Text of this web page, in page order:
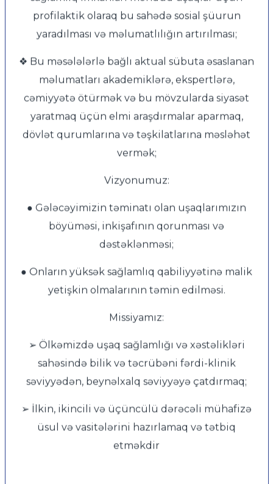
profilaktik olaraq bu sahədə sosial şüurun
yaradılması və məlumatlılığın artırılması;
❖ Bu məsələlərlə bağlı aktual sübuta əsaslanan
məlumatları akademiklərə, ekspertlərə,
cəmiyyətə ötürmək və bu mövzularda siyasət
yaratmaq üçün elmi araşdırmalar aparmaq,
dövlət qurumlarına və təşkilatlarına məsləhət
vermək;
Vizyonumuz:
● Gələcəyimizin təminatı olan uşaqlarımızın
böyüməsi, inkişafının qorunması və
dəstəklənməsi;
● Onların yüksək sağlamlıq qabiliyyətinə malik
yetişkin olmalarının təmin edilməsi.
Missiyamız:
➢ Ölkəmizdə uşaq sağlamlığı və xəstəlikləri
sahəsində bilik və təcrübəni fərdi-klinik
səviyyədən, beynəlxalq səviyyəyə çatdırmaq;
➢ İlkin, ikincili və üçüncülü dərəcəli mühafizə
üsul və vasitələrini hazırlamaq və tətbiq
etməkdir